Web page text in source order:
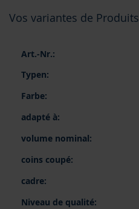
Vos variantes de Produits
groupé